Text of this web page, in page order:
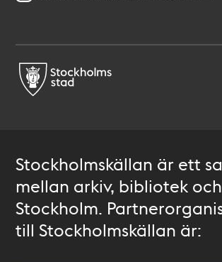
Stockholmskällan är ett
mellan arkiv, bibliotek
Stockholm.
till Stockholmskällan är: